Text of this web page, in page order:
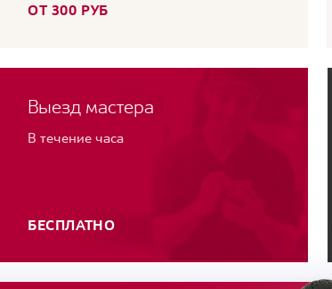
ОТ 300 РУБ
Выезд мастера
В течение часа
БЕСПЛАТНО